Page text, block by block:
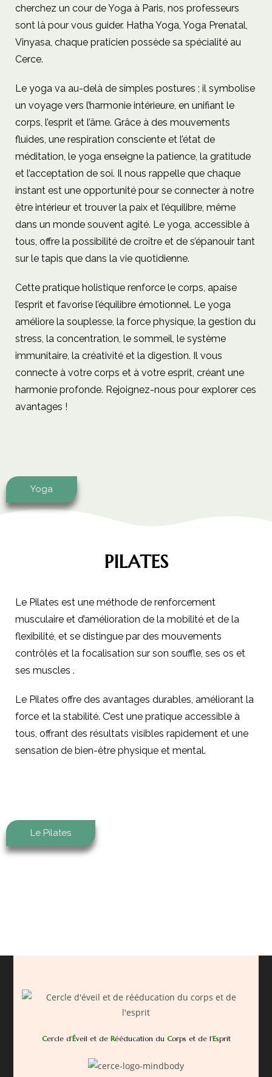
cherchez un cour de Yoga à Paris, nos professeurs
sont là pour vous guider. Hatha Yoga, Yoga Prenatal,
Vinyasa, chaque praticien possède sa spécialité au
Cerce.
Le yoga va au-delà de simples postures ; il symbolise
un voyage vers l’harmonie intérieure, en unifiant le
corps, l’esprit et l’âme. Grâce à des mouvements
fluides, une respiration consciente et l’état de
méditation, le yoga enseigne la patience, la gratitude
et l’acceptation de soi. Il nous rappelle que chaque
instant est une opportunité pour se connecter à notre
être intérieur et trouver la paix et l’équilibre, même
dans un monde souvent agité. Le yoga, accessible à
tous, offre la possibilité de croître et de s’épanouir tant
sur le tapis que dans la vie quotidienne.
Cette pratique holistique renforce le corps, apaise
l’esprit et favorise l’équilibre émotionnel. Le yoga
améliore la souplesse, la force physique, la gestion du
stress, la concentration, le sommeil, le système
immunitaire, la créativité et la digestion. Il vous
connecte à votre corps et à votre esprit, créant une
harmonie profonde. Rejoignez-nous pour explorer ces
avantages !
Yoga
PILATES
Le Pilates est une méthode de renforcement
musculaire et d’amélioration de la mobilité et de la
flexibilité, et se distingue par des mouvements
contrôlés et la focalisation sur son souffle, ses os et
ses muscles .
Le Pilates offre des avantages durables, améliorant la
force et la stabilité. C’est une pratique accessible à
tous, offrant des résultats visibles rapidement et une
sensation de bien-être physique et mental.
Le Pilates
Cercle d’Éveil et de Rééducation du Corps et de l’Esprit